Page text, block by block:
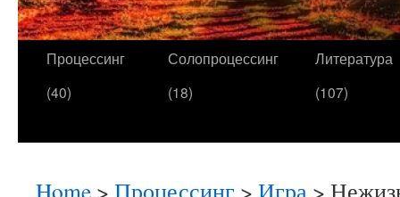
Процессинг
(40)
Солопроцессинг
(18)
Литература
(107)
Home > Процессинг > Игра >